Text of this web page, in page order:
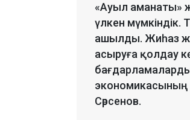
«Ауыл аманаты»
үлкен мүмкіндік.
ашылды. Жиһаз
асыруға қолдау
экономикасының
Сәрсенов.